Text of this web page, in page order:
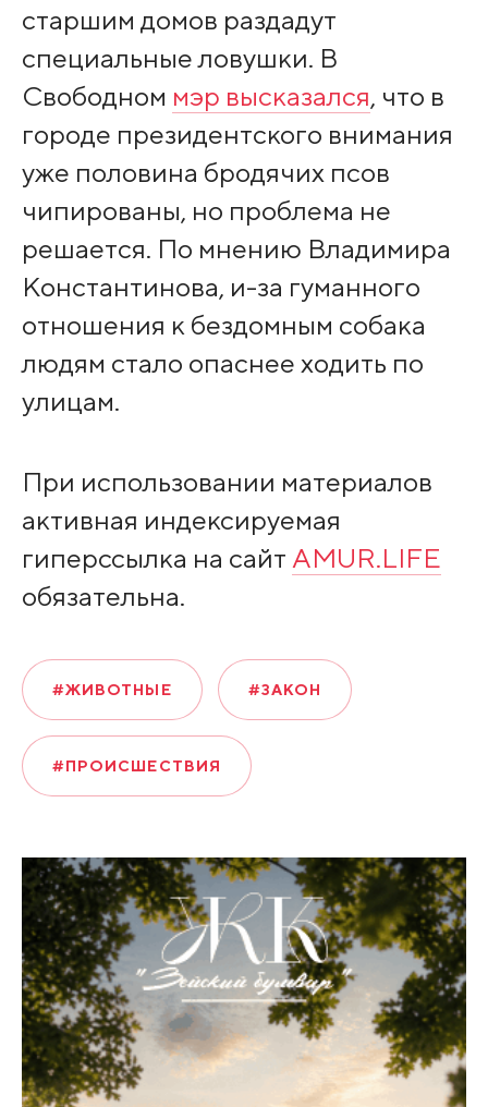
старшим домов раздадут
специальные ловушки. В
Свободном мэр высказался, что в
городе президентского внимания
уже половина бродячих псов
чипированы, но проблема не
решается. По мнению Владимира
Константинова, и-за гуманного
отношения к бездомным собака
людям стало опаснее ходить по
улицам.
При использовании материалов
активная индексируемая
гиперссылка на сайт AMUR.LIFE
обязательна.
#ЖИВОТНЫЕ #ЗАКОН
#ПРОИСШЕСТВИЯ